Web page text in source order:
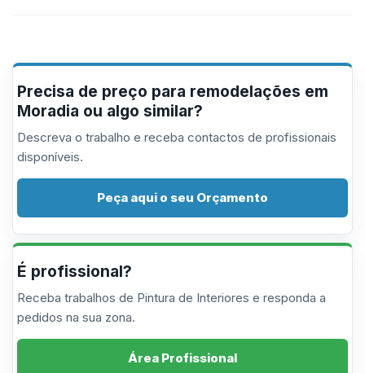
Precisa de preço para remodelações em
Moradia ou algo similar?
Descreva o trabalho e receba contactos de profissionais
disponíveis.
Peça aqui o seu Orçamento
É profissional?
Receba trabalhos de Pintura de Interiores e responda a
pedidos na sua zona.
Área Profissional